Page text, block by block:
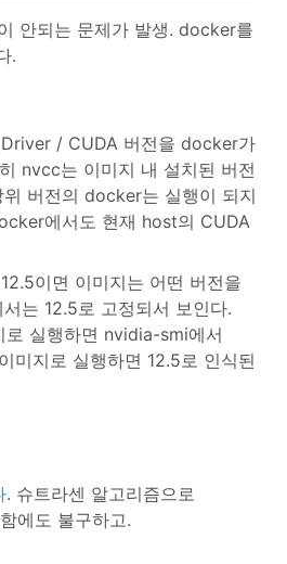
안되는 문제가 발생. docker를
.
/ CUDA 버전을 docker가
nvcc는 이미지 내 설치된 버전
버전의 docker는 실행이 되지
에서도 현재 host의 CUDA
이면 이미지는 어떤 버전을
는 12.5로 고정되서 보인다.
로 실행하면 nvidia-smi에서
미지로 실행하면 12.5로 인식된
. 슈트라센 알고리즘으로
에도 불구하고.